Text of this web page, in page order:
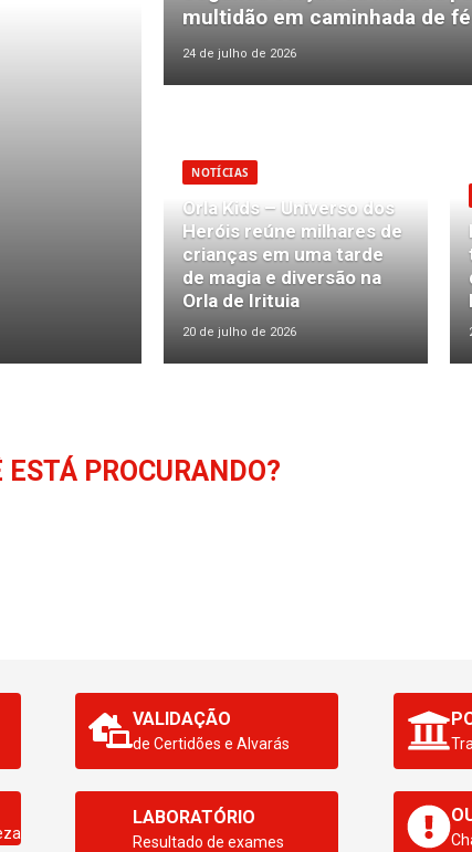
multidão em caminhada de
24 de julho de 2026
NOTÍCIAS
Orla Kids – Universo dos
Heróis reúne milhares de
crianças em uma tarde
de magia e diversão na
Orla de Irituia
20 de julho de 2026
ESTÁ PROCURANDO?
VALIDAÇÃO
de Certidões e Alvarás
LABORATÓRIO
Resultado de exames